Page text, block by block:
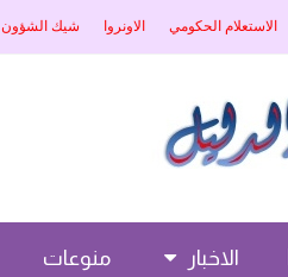
الاستعلام الحكومي الاونروا شيك الشؤون
الاخبار منوعات